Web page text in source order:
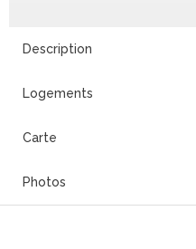
Description
Logements
Carte
Photos